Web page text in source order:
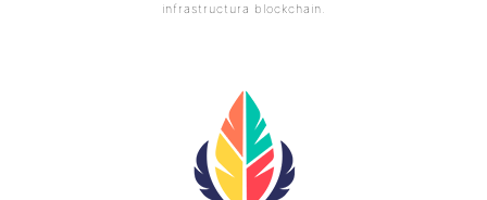
infrastructura blockchain.